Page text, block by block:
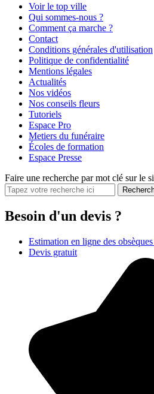
Voir le top ville
Qui sommes-nous ?
Comment ça marche ?
Contact
Conditions générales d'utilisation
Politique de confidentialité
Mentions légales
Actualités
Nos vidéos
Nos conseils fleurs
Tutoriels
Espace Pro
Metiers du funéraire
Écoles de formation
Espace Presse
Faire une recherche par mot clé sur le
Besoin d'un devis ?
Estimation en ligne des obsèques
Devis gratuit